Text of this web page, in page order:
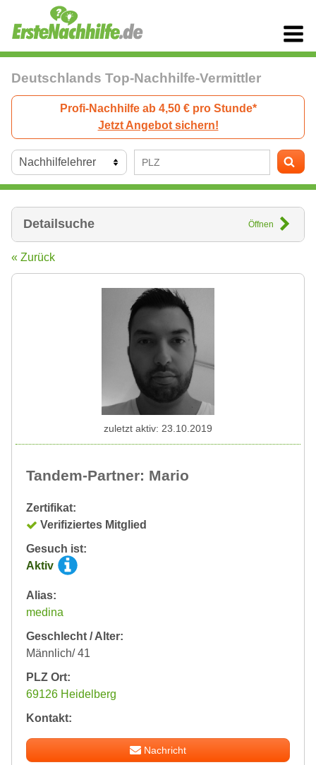
Deutschlands Top-Nachhilfe-Vermittler
Profi-Nachhilfe ab 4,50 € pro Stunde*
Jetzt Angebot sichern!
Detailsuche Öffnen
« Zurück
Tandem-Partner: Mario
Zertifikat:
Verifiziertes Mitglied
Gesuch ist:
Aktiv
Alias:
medina
Geschlecht / Alter:
Männlich/ 41
PLZ Ort:
69126 Heidelberg
Kontakt:
Nachricht
zuletzt aktiv: 23.10.2019